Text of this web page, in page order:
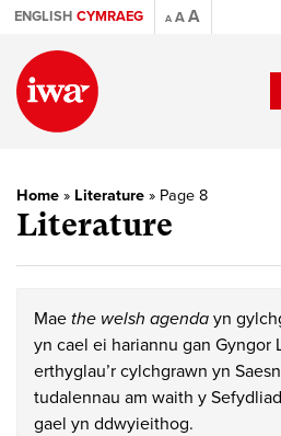
ENGLISH CYMRAEG A AA
Home » Literature » Page 8
Literature
Mae the welsh agenda yn
yn cael ei hariannu gan Gyngor
erthyglau’r cylchgrawn yn
tudalennau am waith y
gael yn ddwyieithog.